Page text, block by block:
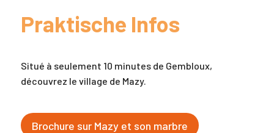
Praktische Infos
Situé à seulement 10 minutes de Gembloux,
découvrez le village de Mazy.
Brochure sur Mazy et son marbre